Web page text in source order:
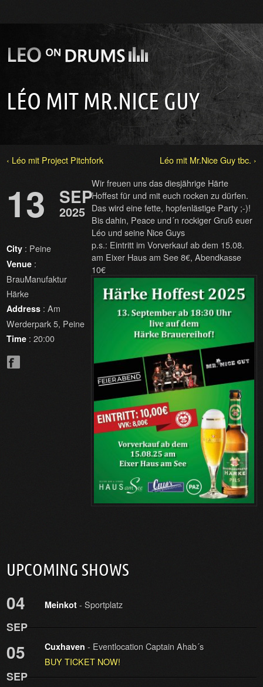
LÉO MIT MR.NICE GUY
‹ Léo mit Project Pitchfork Léo mit Mr.Nice Guy tbc. ›
13 SEP
2025
City : Peine
Venue :
BrauManufaktur
Härke
Address : Am
Werderpark 5, Peine
Time : 20:00
Wir freuen uns das diesjährige Härte
Hoffest für und mit euch rocken zu dürfen.
Das wird eine fette, hopfenlästige Party ;-)!
Bis dahin, Peace und´n rockiger Gruß euer
Léo und seine Nice Guys
p.s.: Eintritt im Vorverkauf ab dem 15.08.
am Eixer Haus am See 8€, Abendkasse
10€
UPCOMING SHOWS
04
SEP
Meinkot - Sportplatz
05
SEP
Cuxhaven - Eventlocation Captain Ahab´s
BUY TICKET NOW!